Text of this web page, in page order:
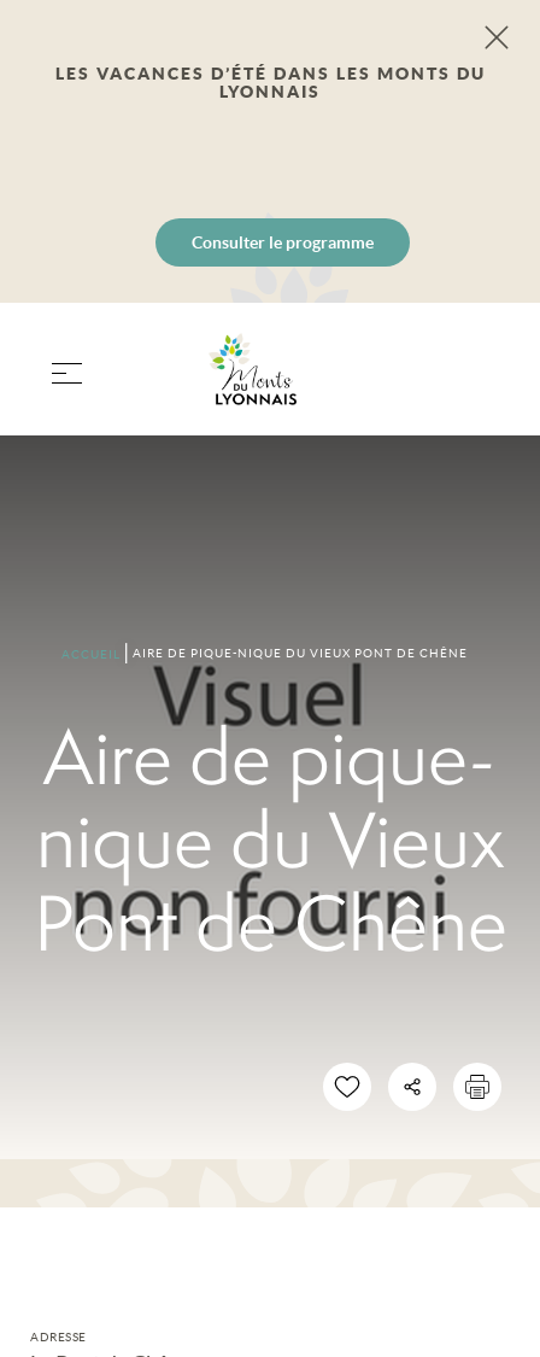
LES VACANCES D’ÉTÉ DANS LES MONTS DU
LYONNAIS
Consulter le programme
ACCUEIL AIRE DE PIQUE-NIQUE DU VIEUX PONT DE CHÊNE
Aire de pique-
nique du Vieux
Pont de Chêne
ADRESSE